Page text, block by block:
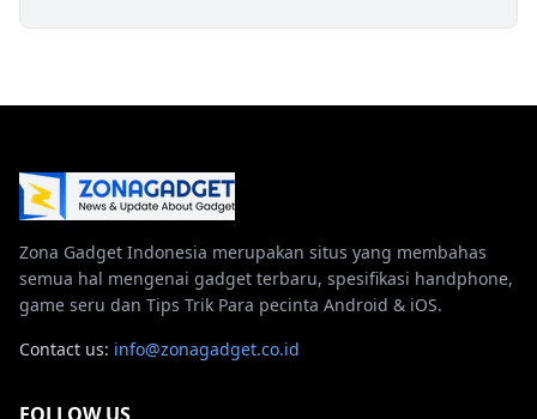
Zona Gadget Indonesia merupakan situs yang membahas
semua hal mengenai gadget terbaru, spesifikasi handphone,
game seru dan Tips Trik Para pecinta Android & iOS.
Contact us: info@zonagadget.co.id